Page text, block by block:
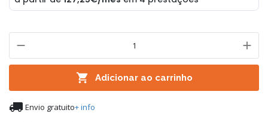
 Adicionar ao carrinho
 Envio gratuito+ info